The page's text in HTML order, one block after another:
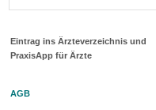
Eintrag ins Ärzteverzeichnis und
PraxisApp für Ärzte
AGB